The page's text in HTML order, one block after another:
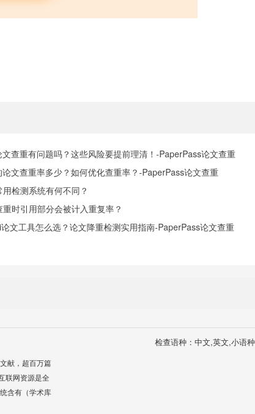
文查重有问题吗？这些风险要提前理清！-PaperPass论文查重
论文查重率多少？如何优化查重率？-PaperPass论文查重
用检测系统有何不同？
重时引用部分会被计入重复率？
文工具怎么选？论文降重检测实用指南-PaperPass论文查重
检查语种：中文,英文,小语种
献，超百万篇
联网资源是全
含有（学术库